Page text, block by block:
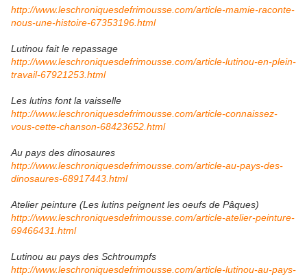
http://www.leschroniquesdefrimousse.com/article-mamie-raconte-
nous-une-histoire-67353196.html
Lutinou fait le repassage
http://www.leschroniquesdefrimousse.com/article-lutinou-en-plein-
travail-67921253.html
Les lutins font la vaisselle
http://www.leschroniquesdefrimousse.com/article-connaissez-
vous-cette-chanson-68423652.html
Au pays des dinosaures
http://www.leschroniquesdefrimousse.com/article-au-pays-des-
dinosaures-68917443.html
Atelier peinture (Les lutins peignent les oeufs de Pâques)
http://www.leschroniquesdefrimousse.com/article-atelier-peinture-
69466431.html
Lutinou au pays des Schtroumpfs
http://www.leschroniquesdefrimousse.com/article-lutinou-au-pays-